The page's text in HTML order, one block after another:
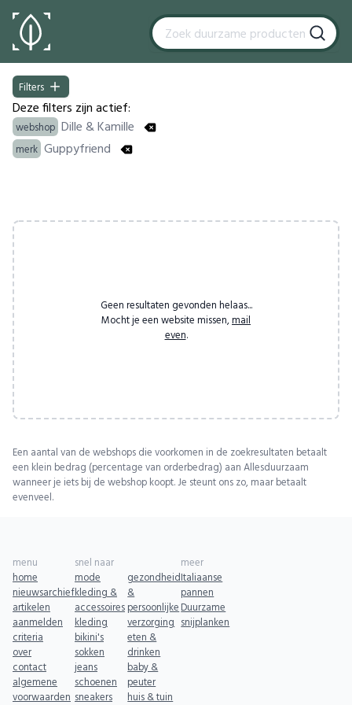
Filters
Filters
Deze filters zijn actief:
webshop Dille & Kamille
merk Guppyfriend
Geen resultaten gevonden helaas...
Mocht je een website missen, mail
even.
Een aantal van de webshops die voorkomen in de zoekresultaten betaalt
een klein bedrag (percentage van orderbedrag) aan Allesduurzaam
wanneer je iets bij de webshop koopt. Je steunt ons zo, maar betaalt
evenveel.
menu
home
nieuwsarchief
artikelen
aanmelden
criteria
over
contact
algemene
voorwaarden
snel naar
mode
kleding &
accessoires
kleding
bikini's
sokken
jeans
schoenen
sneakers
gezondheid
&
persoonlijke
verzorging
eten &
drinken
baby &
peuter
huis & tuin
meer
Italiaanse
pannen
Duurzame
snijplanken